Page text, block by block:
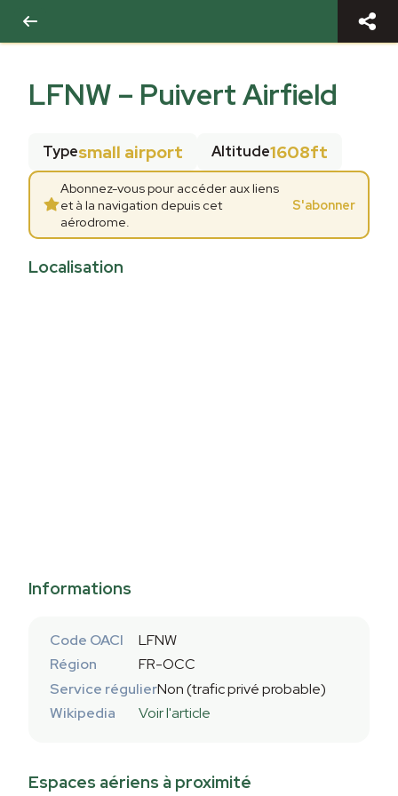
LFNW – Puivert Airfield
Typesmall airport Altitude1608ft
Abonnez-vous pour accéder aux liens
et à la navigation depuis cet
aérodrome.
S'abonner
Localisation
Informations
Code OACI
LFNW
Région
FR-OCC
Service régulierNon (trafic privé probable)
Wikipedia
Voir l'article
Espaces aériens à proximité